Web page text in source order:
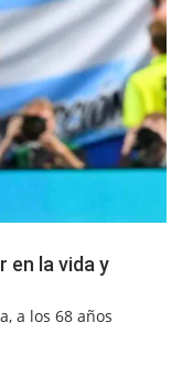
en la vida y
a los 68 años